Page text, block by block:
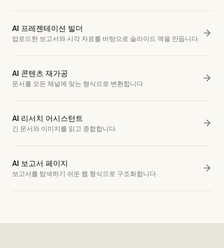
AI 프레젠테이션 빌더
업로드한 보고서와 시각 자료를 바탕으로 슬라이드 덱을 만듭니다.
AI 콘텐츠 재가공
문서를 모든 채널에 맞는 형식으로 변환합니다.
AI 리서치 어시스턴트
긴 문서와 이미지를 읽고 종합합니다.
AI 보고서 페이지
보고서를 탐색하기 쉬운 웹 형식으로 구조화합니다.